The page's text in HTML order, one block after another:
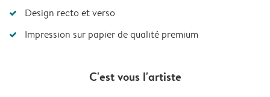
Design recto et verso
Impression sur papier de qualité premium
C'est vous l'artiste